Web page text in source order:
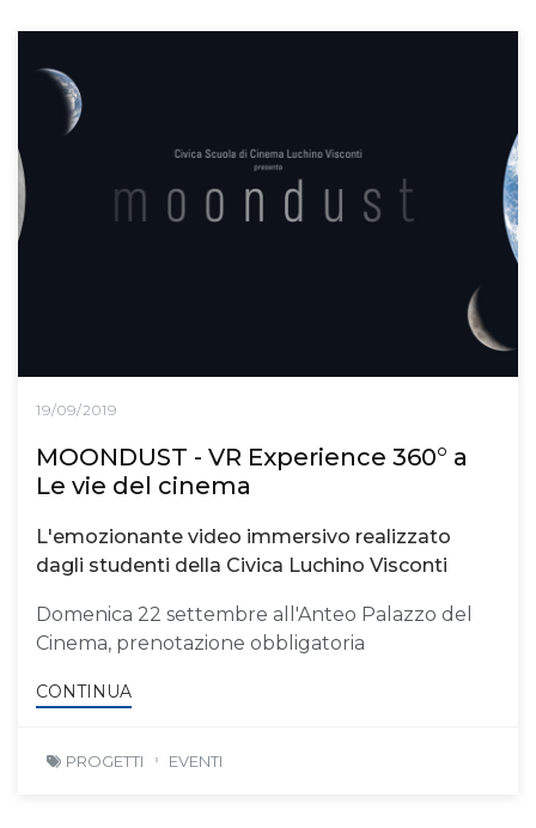
19/09/2019
MOONDUST - VR Experience 360° a
Le vie del cinema
L'emozionante video immersivo realizzato
dagli studenti della Civica Luchino Visconti
Domenica 22 settembre all'Anteo Palazzo del
Cinema, prenotazione obbligatoria
CONTINUA
PROGETTI EVENTI